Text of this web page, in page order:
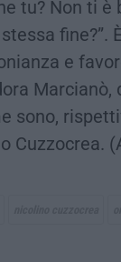
tu? Non ti
fine?”.
e
Marcianò,
sono,
Cuzzocrea.